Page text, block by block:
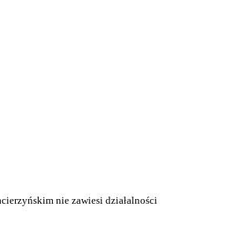
nie zawiesi działalności